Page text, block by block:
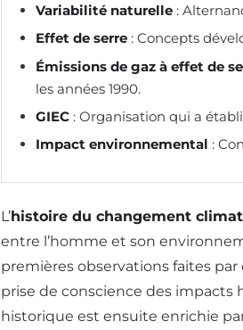
Variabilité naturelle :
Effet de serre : Concepts
Émissions de gaz à effet de
les années 1990.
GIEC : Organisation qui a
Impact environnemental :
L’histoire du changement
entre l’homme et son
premières observations faites
prise de conscience des impacts
historique est ensuite enrichie